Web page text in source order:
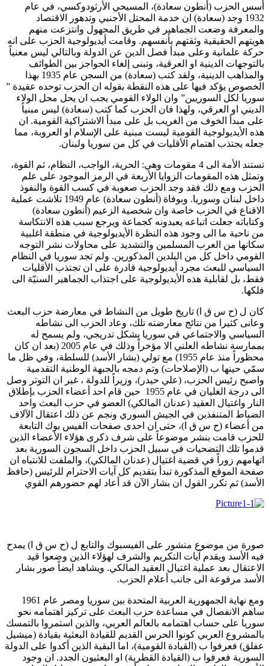
أسس الحزب (أنطون سعادة)، المسيحي الأرثودوكسي، في عام
1932 وجد (سعادة) ان خدمة المحتل الأجنبي وتدهور الاقتصاد
والمعرفة وضعت الجماهير في طريق المجهول وانتزعت منهم
هويتهم الحقيقية وثقتهم بأنفسهم. وقامت أيديولوجية الحزب على انه
حركة علمانية وعلى مبدأ فصل الدين عن الدولة وبالتالي ليس معنياً
بالتوجهات الدينية او العرقية، وتبنى إلغاء الحواجز بين الطوائف
والمذاهب الدينية، ولقد كتب (سعادة) من السجن عام 1935 بهذا
الخصوص يؤكد فيها على هذه النقطة بقوله ان الحزب توحده عقيدة ”
سوريا لكل السوريين” وان الولاء القومي يجب ان يحل محل الولاء
الديني او العرقي، ولهذا فان الحزب كما كتب (سعادة) ليس مبنياً
على مبدأ الخوف من الغريب بل على مبدأ الاشتراكية القومية. ان
هذه الأيديولوجية القومية ليست مبنية على الإسلام او العروبة، مما
جعله يجتذب اهتمام الأقليات في كل من سوريا ولبنان.
تستند الأمة الى 4 مقومات وهي: الحرية، الواجب، النظام، ثم القوة،
وتمثل هذه المقومات الزوايا الأربعة في الرمز الموجود على علم
الحزب ومع ذلك فقد وجد الحزب صعوبة في كسب القوة والنفوذ
داخل لبنان وسوريا. وبوفاة (أنطون سعادة) عام 1949 تلاشت عملية
الاقناع في الحزب خاصة وان شخصية الزعيم (أنطون سعادة)
وكتاباته جعلت اتباعه يعبدونه كجماعة ويرجع سبب هذه الانتكاسة
من ناحية ما الى وجود هذه النظرة الأيديولوجية في منطقة اغلبية
سكانها من العرب المسلمين والتشديد على محاولات نشر التوجه
القومي داخل كل من البلدين المذكورين. ولم تجد سوريا في النظام
السياسي للبعث مجرد أيديولوجية قادرة على ان تجتذب الأقليات
فقط، بل لقابلية هذه الأيديولوجية على اجتذاب الجماهير السنيّة الى
فلكها.
كان ل (ح س ق ا) تاريخ طويل من النشاط في معارضة حزب البعث
وعانى كثيرا من نتائج معارضته تلك، وعاد الحزب الى نشاطه
السياسي والاجتماعي في سوريا بشكل تدريجي، ولم يسمح له
بممارسة نشاطه العلني الا مؤخراً وذلك في عام 2005 (بعد ان كان
محظوراً منذ عام 1955) مع تولي (بشار الأسد) للسلطة، وفي ظل ما
سمّي حينها ب (الإصلاحات) وتم دمجه بالجبهة الوطنية التقدمية
واصبح رئيس الحزب، (علي حيدر)، وزيراً للدولة ، غير ان التوتر وصل
الى درجة الغليان في عام 1955 حين قام احد أعضاء الحزب بإطلاق
النار واغتيال العقيد (عدنان المالكي) العضو في حزب البعث واحد
الضباط المتنفذين في الجيش السوري ونجم عن ذلك اعتقال الآلاف
من أعضاء (ح س ق ا)، حتى ان احدى صفحات الفيس بوك التابعة
للحزب قامت بنشر موضوعاً على شرف ذكرى هؤلاء الأعضاء الذين
قدموا تلك التضحيات في سبيل الحزب داخل السجون السورية بعد
اتهامهم زوراً في قضية اغتيال (عدنان المالكي)، والملفت للانتباه ان
صفحة الموقع المذكورة تبدأ بتقديم كل آيات الاحترام للرئيس (حافظ
الأسد) ثم تكرر القول ان بشار الآن قد أعاد لهم حضورهم القوي
صورة من موضوع منشور على الفيسبوك والتابع ل (ح س ق ا) يمدح
فيه الأسد ويقدم آيات التكريم والشرف لهؤلاء الذين وضعوا قيد
الاعتقال بعد عملية اغتيال العقيد المالكي. ويشاهد ايضاً صور بشار
الأسد مرفوعة الى جانب أعلام الحزب.
ومع نهاية الجمهورية العربية المتحدة بين سوريا ومصر عام 1961
ساهم الانفصال في مساعدة حزب البعث على تركيز اهتمامه نحو
سوريا على حساب اهتمامه بالعالم العربي، والذين استمروا بالتمسك
بالمشروع العربي كونوا الحرس القديم للقيادة البعثية بقيادة (ميشيل
عفلق) فعرفوا ب (القيادة القومية)، اما البقية الذين أكدوا على الدولة
السورية فعرفوا ب (القيادة القطرية) او البعثيون الجدد. ان وجود